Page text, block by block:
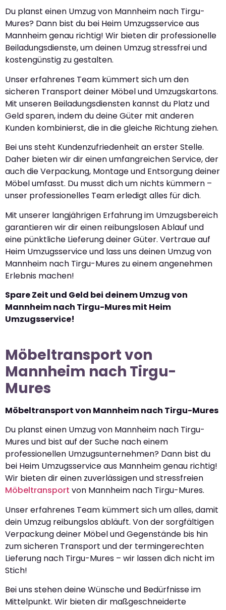
Du planst einen Umzug von Mannheim nach Tirgu-
Mures? Dann bist du bei Heim Umzugsservice aus
Mannheim genau richtig! Wir bieten dir professionelle
Beiladungsdienste, um deinen Umzug stressfrei und
kostengünstig zu gestalten.
Unser erfahrenes Team kümmert sich um den
sicheren Transport deiner Möbel und Umzugskartons.
Mit unseren Beiladungsdiensten kannst du Platz und
Geld sparen, indem du deine Güter mit anderen
Kunden kombinierst, die in die gleiche Richtung ziehen.
Bei uns steht Kundenzufriedenheit an erster Stelle.
Daher bieten wir dir einen umfangreichen Service, der
auch die Verpackung, Montage und Entsorgung deiner
Möbel umfasst. Du musst dich um nichts kümmern –
unser professionelles Team erledigt alles für dich.
Mit unserer langjährigen Erfahrung im Umzugsbereich
garantieren wir dir einen reibungslosen Ablauf und
eine pünktliche Lieferung deiner Güter. Vertraue auf
Heim Umzugsservice und lass uns deinen Umzug von
Mannheim nach Tirgu-Mures zu einem angenehmen
Erlebnis machen!
Spare Zeit und Geld bei deinem Umzug von
Mannheim nach Tirgu-Mures mit Heim
Umzugsservice!
Möbeltransport von
Mannheim nach Tirgu-
Mures
Möbeltransport von Mannheim nach Tirgu-Mures
Du planst einen Umzug von Mannheim nach Tirgu-
Mures und bist auf der Suche nach einem
professionellen Umzugsunternehmen? Dann bist du
bei Heim Umzugsservice aus Mannheim genau richtig!
Wir bieten dir einen zuverlässigen und stressfreien
Möbeltransport von Mannheim nach Tirgu-Mures.
Unser erfahrenes Team kümmert sich um alles, damit
dein Umzug reibungslos abläuft. Von der sorgfältigen
Verpackung deiner Möbel und Gegenstände bis hin
zum sicheren Transport und der termingerechten
Lieferung nach Tirgu-Mures – wir lassen dich nicht im
Stich!
Bei uns stehen deine Wünsche und Bedürfnisse im
Mittelpunkt. Wir bieten dir maßgeschneiderte